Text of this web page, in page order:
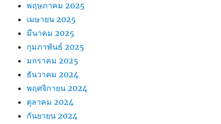
พฤษภาคม 2025
เมษายน 2025
มีนาคม 2025
กุมภาพันธ์ 2025
มกราคม 2025
ธันวาคม 2024
พฤศจิกายน 2024
ตุลาคม 2024
กันยายน 2024